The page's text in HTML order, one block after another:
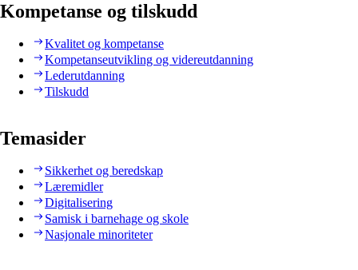
Kompetanse og tilskudd
Kvalitet og kompetanse
Kompetanseutvikling og videreutdanning
Lederutdanning
Tilskudd
Temasider
Sikkerhet og beredskap
Læremidler
Digitalisering
Samisk i barnehage og skole
Nasjonale minoriteter